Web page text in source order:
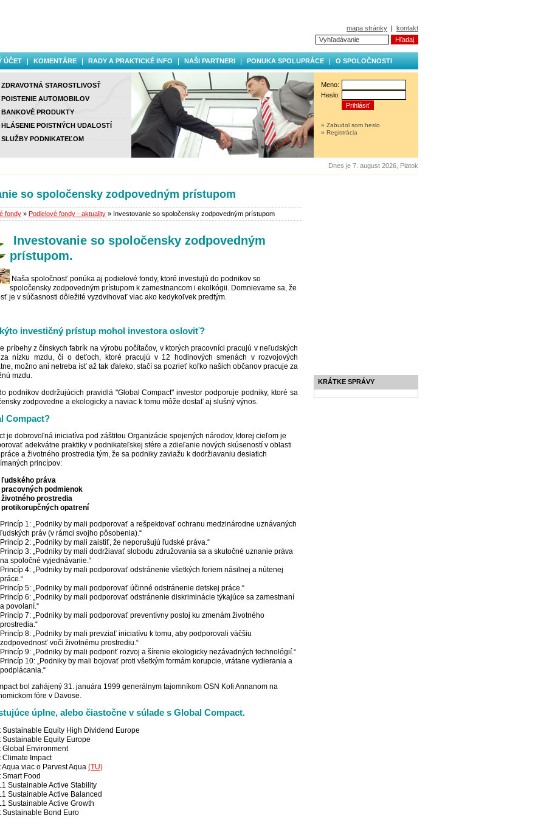
mapa stránky | kontakt
ÚČET KOMENTÁRE RADY A PRAKTICKÉ INFO NAŠI PARTNERI PONUKA SPOLUPRÁCE O SPOLOČNOSTI
ZDRAVOTNÁ STAROSTLIVOSŤ
POISTENIE AUTOMOBILOV
BANKOVÉ PRODUKTY
HLÁSENIE POISTNÝCH UDALOSTÍ
SLUŽBY PODNIKATEĽOM
Meno:
Heslo:
» Zabudol som heslo
» Registrácia
Dnes je 7. august 2026, Piatok
so spoločensky zodpovedným prístupom
fondy » Podielové fondy - aktuality » Investovanie so spoločensky zodpovedným prístupom
Investovanie so spoločensky zodpovedným
prístupom.
Naša spoločnosť ponúka aj podielové fondy, ktoré investujú do podnikov so
spoločensky zodpovedným prístupom k zamestnancom i ekolkógii. Domnievame sa, že
je v súčasnosti dôležité vyzdvihovať viac ako kedykoľvek predtým.
investičný prístup mohol investora osloviť?
príbehy z čínskych fabrík na výrobu počítačov, v ktorých pracovníci pracujú v neľudských
nízku mzdu, či o deťoch, ktoré pracujú v 12 hodinových smenách v rozvojových
možno ani netreba ísť až tak ďaleko, stačí sa pozrieť koľko našich občanov pracuje za
mzdu.
podnikov dodržujúcich pravidlá "Global Compact" investor podporuje podniky, ktoré sa
zodpovedne a ekologicky a naviac k tomu môže dostať aj slušný výnos.
Compact?
je dobrovoľná iniciatíva pod záštitou Organizácie spojených národov, ktorej cieľom je
adekvátne praktiky v podnikateľskej sfére a zdieľanie nových skúseností v oblasti
a životného prostredia tým, že sa podniky zaviažu k dodržiavaniu desiatich
princípov:
práva
podmienok
prostredia
opatrení
Princíp 1: „Podniky by mali podporovať a rešpektovať ochranu medzinárodne uznávaných
ľudských práv (v rámci svojho pôsobenia).“
Princíp 2: „Podniky by mali zaistiť, že neporušujú ľudské práva.“
Princíp 3: „Podniky by mali dodržiavať slobodu združovania sa a skutočné uznanie práva
na spoločné vyjednávanie.“
Princíp 4: „Podniky by mali podporovať odstránenie všetkých foriem násilnej a nútenej
práce.“
Princíp 5: „Podniky by mali podporovať účinné odstránenie detskej práce.“
Princíp 6: „Podniky by mali podporovať odstránenie diskriminácie týkajúce sa zamestnaní
a povolaní.“
Princíp 7: „Podniky by mali podporovať preventívny postoj ku zmenám životného
prostredia.“
Princíp 8: „Podniky by mali prevziať iniciatívu k tomu, aby podporovali väčšiu
zodpovednosť voči životnému prostrediu.“
Princíp 9: „Podniky by mali podporiť rozvoj a šírenie ekologicky nezávadných technológií.“
Princíp 10: „Podniky by mali bojovať proti všetkým formám korupcie, vrátane vydierania a
podplácania.“
bol zahájený 31. januára 1999 generálnym tajomníkom OSN Kofi Annanom na
fóre v Davose.
úplne, alebo čiastočne v súlade s Global Compact.
Sustainable Equity High Dividend Europe
Sustainable Equity Europe
Global Environment
Climate Impact
Aqua viac o Parvest Aqua (TU)
Smart Food
Sustainable Active Stability
Sustainable Active Balanced
Sustainable Active Growth
Sustainable Bond Euro
KRÁTKE SPRÁVY